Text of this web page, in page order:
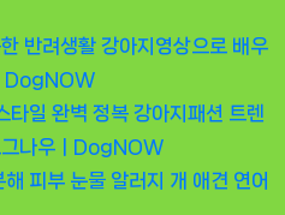
강아지영상으로 배우
DogNOW
강아지패션 트렌
그나우ㅣDogNOW